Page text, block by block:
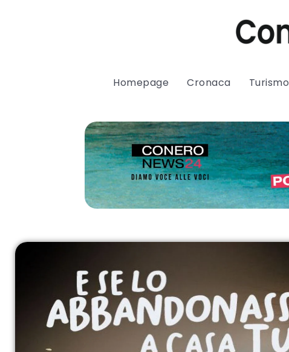
Homepage Cronaca Turismo